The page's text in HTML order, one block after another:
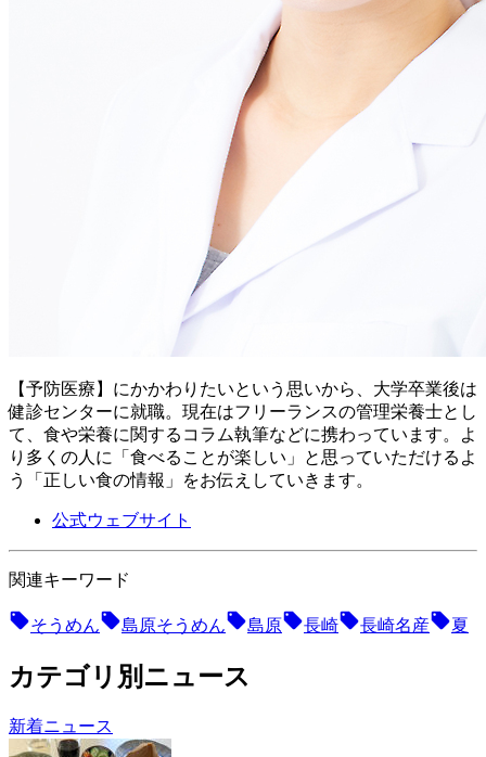
【予防医療】にかかわりたいという思いから、大学卒業後は
健診センターに就職。現在はフリーランスの管理栄養士とし
て、食や栄養に関するコラム執筆などに携わっています。よ
り多くの人に「食べることが楽しい」と思っていただけるよ
う「正しい食の情報」をお伝えしていきます。
公式ウェブサイト
関連キーワード
そうめん 島原そうめん 島原 長崎 長崎名産 夏
カテゴリ別ニュース
新着ニュース